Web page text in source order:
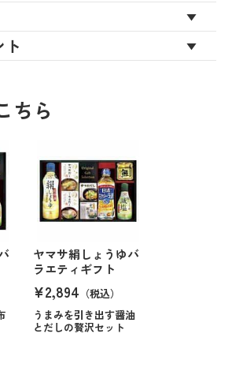
ちら
ヤマサ絹しょうゆバ
ラエティギフト
¥2,894 （税込）
うまみを引き出す醤油
とだしの贅沢セット